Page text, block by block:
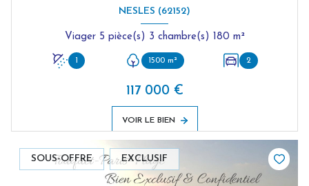
NESLES (62152)
Viager 5 pièce(s) 3 chambre(s) 180 m²
1 1500 m² 2
117 000 €
VOIR LE BIEN
SOUS-OFFRE EXCLUSIF